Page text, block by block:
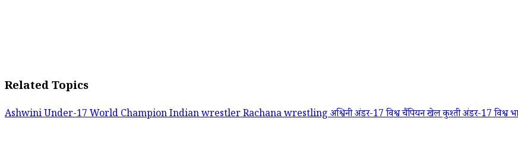
Related Topics
Ashwini Under-17 World ChampionIndian wrestler Rachanawrestlingअश्विनी अंडर-17 विश्व चैंपियनखेल कुश्ती अंडर-17 विश्व